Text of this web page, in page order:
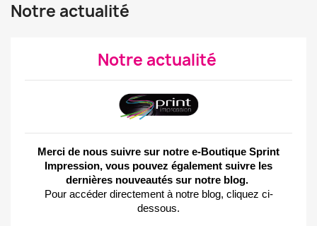
Notre actualité
Notre actualité
Merci de nous suivre sur notre e-Boutique Sprint
Impression, vous pouvez également suivre les
dernières nouveautés sur notre blog.
Pour accéder directement à notre blog, cliquez ci-
dessous.